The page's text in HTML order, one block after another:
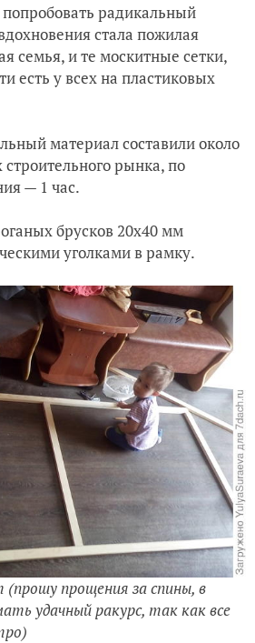
радикальный
стала пожилая
семья, и те москитные сетки,
есть у всех на пластиковых
материал составили около
строительного рынка, по
— 1 час.
брусков 20х40 мм
уголками в рамку.
прощения за спины, в
удачный ракурс, так как все